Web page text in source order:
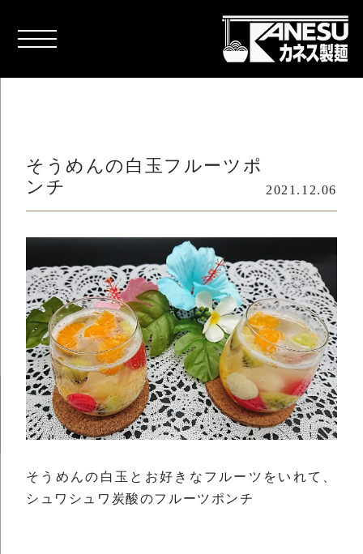
そうめんの白玉フルーツポ
ンチ
2021.12.06
そうめんの白玉とお好きなフルーツをいれて、
シュワシュワ炭酸のフルーツポンチ